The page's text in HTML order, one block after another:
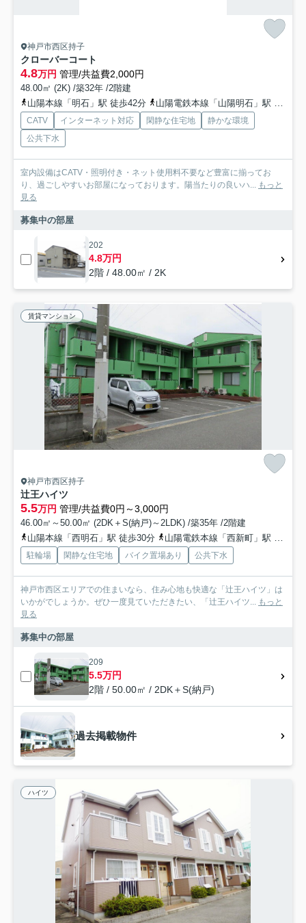
神戸市西区持子
クローバーコート
4.8万円 管理/共益費2,000円
48.00㎡ (2K) /築32年 /2階建
山陽本線「明石」駅 徒歩42分
山陽電鉄本線「山陽明石」駅 徒歩43分
CATV インターネット対応 閑静な住宅地
静かな環境
公共下水
室内設備はCATV・照明付き・ネット使用料不要など豊富に揃ってお
り、過ごしやすいお部屋になっております。陽当たりの良いハ... もっと
見る
募集中の部屋
202
4.8万円
2階 / 48.00㎡ / 2K
賃貸マンション
神戸市西区持子
辻王ハイツ
5.5万円 管理/共益費0円～3,000円
46.00㎡～50.00㎡ (2DK＋S(納戸)～2LDK) /築35年 /2階建
山陽本線「西明石」駅 徒歩30分
山陽電鉄本線「西新町」駅 徒歩34分
駐輪場 閑静な住宅地 バイク置場あり 公共下水
神戸市西区エリアでの住まいなら、住み心地も快適な「辻王ハイツ」は
いかがでしょうか。ぜひ一度見ていただきたい、「辻王ハイツ... もっと
見る
募集中の部屋
209
5.5万円
2階 / 50.00㎡ / 2DK＋S(納戸)
過去掲載物件
ハイツ